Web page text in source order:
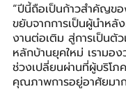
“ปีนี้ถือเป็นก้าวสำคัญขอ
ขยับจากการเป็นผู้นำหลั
งานต่อเติม สู่การเป็นตั
หลักบ้านยุคใหม่ เรามอ
ช่วงเปลี่ยนผ่านที่ผู้บริโ
คุณภาพการอยู่อาศัยมา